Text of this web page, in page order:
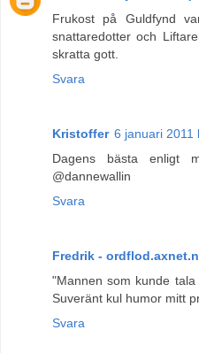
Frukost på Guldfynd
snattaredotter och
skratta gott.
Svara
Kristoffer 6 januari 2011
Dagens bästa enligt
@dannewallin
Svara
Fredrik -
"Mannen som kunde
Suveränt kul humor mitt
Svara